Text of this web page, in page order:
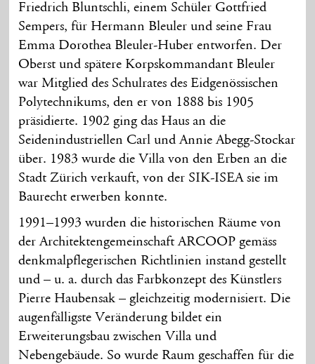
Friedrich Bluntschli, einem Schüler Gottfried
Sempers, für Hermann Bleuler und seine Frau
Emma Dorothea Bleuler-Huber entworfen. Der
Oberst und spätere Korpskommandant Bleuler
war Mitglied des Schulrates des Eidgenössischen
Polytechnikums, den er von 1888 bis 1905
präsidierte. 1902 ging das Haus an die
Seidenindustriellen Carl und Annie Abegg-Stockar
über. 1983 wurde die Villa von den Erben an die
Stadt Zürich verkauft, von der SIK-ISEA sie im
Baurecht erwerben konnte.
1991–1993 wurden die historischen Räume von
der Architektengemeinschaft ARCOOP gemäss
denkmalpflegerischen Richtlinien instand gestellt
und – u. a. durch das Farbkonzept des Künstlers
Pierre Haubensak – gleichzeitig modernisiert. Die
augenfälligste Veränderung bildet ein
Erweiterungsbau zwischen Villa und
Nebengebäude. So wurde Raum geschaffen für die